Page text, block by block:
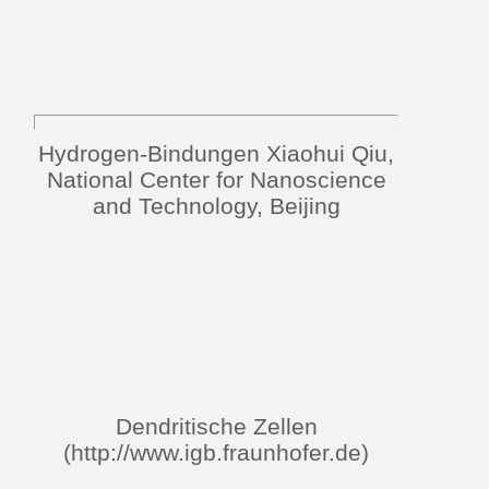
Hydrogen-Bindungen Xiaohui Qiu,
National Center for Nanoscience
and Technology, Beijing
Dendritische Zellen
(http://www.igb.fraunhofer.de)